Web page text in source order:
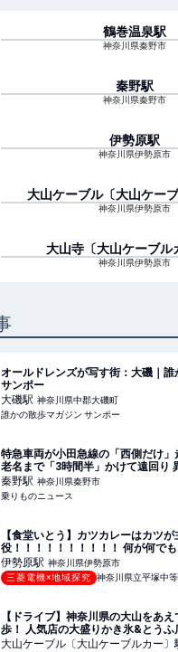
鶴巻温泉駅
神奈川県秦野市
秦野駅
神奈川県秦野市
伊勢原駅
神奈川県伊勢原市
大山ケーブル〔大山ケーブ
神奈川県伊勢原市
大山寺〔大山ケーブル
神奈川県伊勢原市
オールドレンズが写す街：大磯｜
サンポー
大磯駅 神奈川県中郡大磯町
誰かの散歩マガジン サンポー
特急車両が小田急線の「西側だけ
老名まで「3時間半」かけて遠回り
される | 乗りものニュース
秦野駅 神奈川県秦野市
乗りものニュース
【食堂いとう】カツカレーはカツが
役！！！！！！！！！！ 何が何で
役！！！！！！！！！
伊勢原駅 神奈川県伊勢原市
三菱電機×地域探究
神奈川県立平塚中
【ドライブ】神奈川県の大山をあ
歩！ 人気店の大盛りかき氷&とうふ
大山ケーブル〔大山ケーブルカー〕